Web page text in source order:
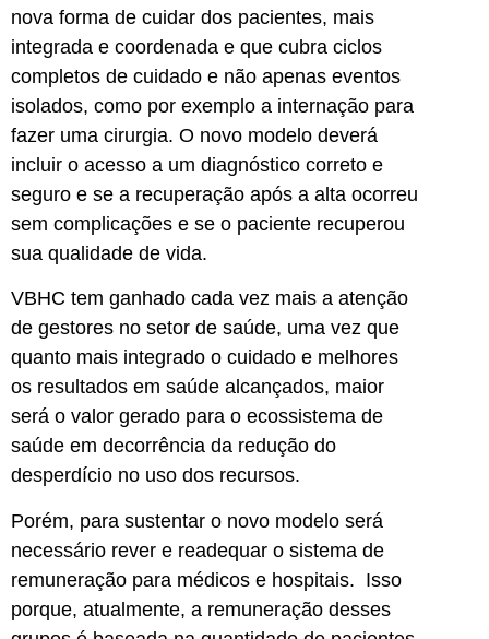
nova forma de cuidar dos pacientes, mais
integrada e coordenada e que cubra ciclos
completos de cuidado e não apenas eventos
isolados, como por exemplo a internação para
fazer uma cirurgia. O novo modelo deverá
incluir o acesso a um diagnóstico correto e
seguro e se a recuperação após a alta ocorreu
sem complicações e se o paciente recuperou
sua qualidade de vida.
VBHC tem ganhado cada vez mais a atenção
de gestores no setor de saúde, uma vez que
quanto mais integrado o cuidado e melhores
os resultados em saúde alcançados, maior
será o valor gerado para o ecossistema de
saúde em decorrência da redução do
desperdício no uso dos recursos.
Porém, para sustentar o novo modelo será
necessário rever e readequar o sistema de
remuneração para médicos e hospitais. Isso
porque, atualmente, a remuneração desses